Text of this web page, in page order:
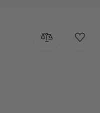
Zur Zur